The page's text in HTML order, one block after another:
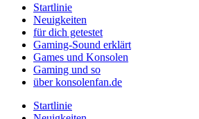
Startlinie
Neuigkeiten
für dich getestet
Gaming-Sound erklärt
Games und Konsolen
Gaming und so
über konsolenfan.de
Startlinie